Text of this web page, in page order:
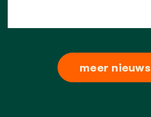
meer nieuws